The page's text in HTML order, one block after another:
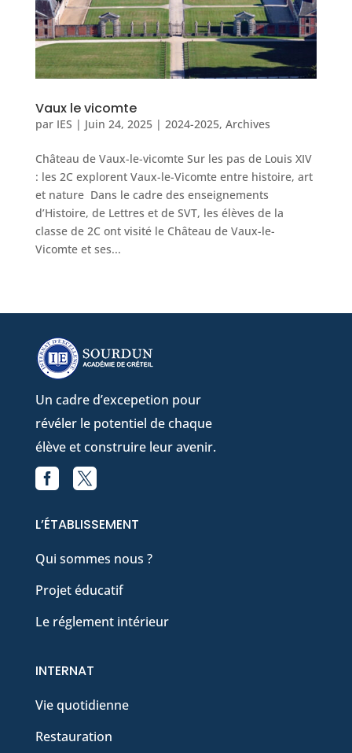
Vaux le vicomte
par IES | Juin 24, 2025| 2024-2025, Archives
Château de Vaux-le-vicomte Sur les pas de Louis XIV
: les 2C explorent Vaux-le-Vicomte entre histoire, art
et nature Dans le cadre des enseignements
d’Histoire, de Lettres et de SVT, les élèves de la
classe de 2C ont visité le Château de Vaux-le-
Vicomte et ses...
Un cadre d’excepetion pour
révéler le potentiel de chaque
élève et construire leur avenir.
 Facebook

L’ÉTABLISSEMENT
Qui sommes nous ?
Projet éducatif
Le réglement intérieur
INTERNAT
Vie quotidienne
Restauration